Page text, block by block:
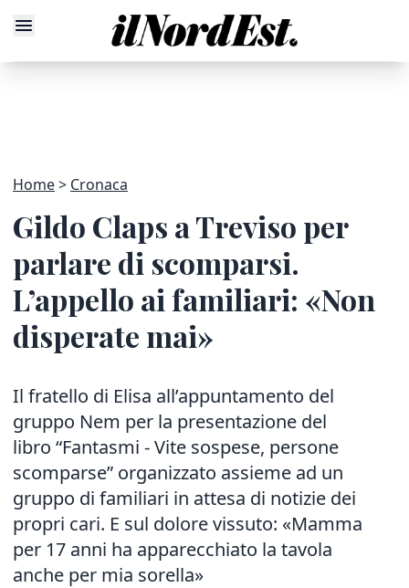
Home Cronaca
Gildo Claps a Treviso per
parlare di scomparsi.
L’appello ai familiari: «Non
disperate mai»
Il fratello di Elisa all’appuntamento del
gruppo Nem per la presentazione del
libro “Fantasmi - Vite sospese, persone
scomparse” organizzato assieme ad un
gruppo di familiari in attesa di notizie dei
propri cari. E sul dolore vissuto: «Mamma
per 17 anni ha apparecchiato la tavola
anche per mia sorella»